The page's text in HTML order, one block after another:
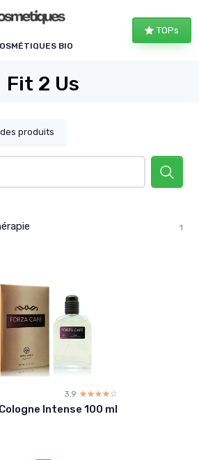
BIO
TOPs
Fit 2 Us
produits
1
3.9 ☆☆☆☆☆
★★★★★
Intense 100 ml
cookies